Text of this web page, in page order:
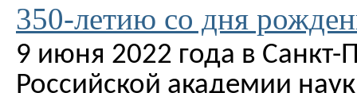
350-летию со дня
9 июня 2022 года в Санкт-
Российской академии